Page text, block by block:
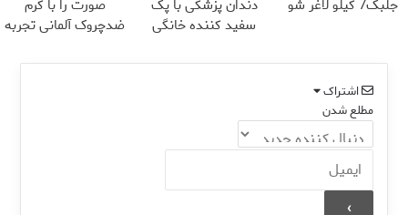
جلبک7 کیلو لاغر شو
دندان پزشکی با پک
سفید کننده خانگی
صورت را با کرم
ضدچروک آلمانی تجربه
اشتراک
مطلع شدن